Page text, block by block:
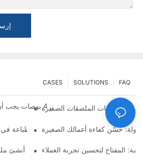
FAQ
SOLUTIONS
CASES
ملصقات مقاس 4 بوصات يجب أن تعرفها في عام 2025
الطابعة المحمولة: خيار مريح
حسّن كفاءة أعمالك الصغيرة
طابعة ملصقات محمولة: أنشئ
المفتاح لتحسين تجربة العملاء